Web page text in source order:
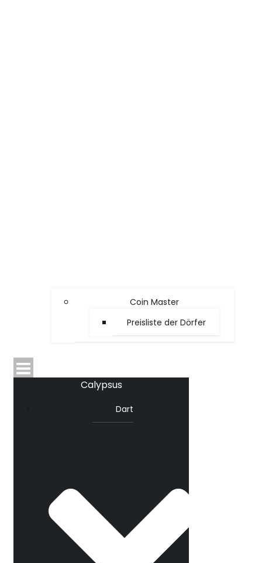
Coin Master
Preisliste der Dörfer
Calypsus
Dart